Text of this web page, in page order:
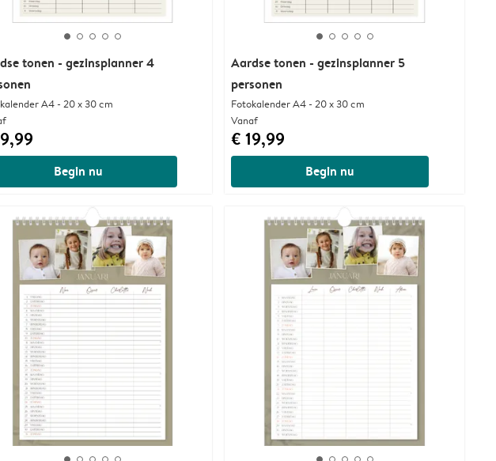
tonen - gezinsplanner 4
A4 - 20 x 30 cm
Begin nu
Aardse tonen - gezinsplanner 5
personen
Fotokalender A4 - 20 x 30 cm
Vanaf
€ 19,99
Begin nu